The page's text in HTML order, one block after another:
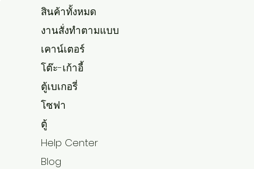
สินค้าทั้งหมด
งานสั่งทำตามแบบ
เคาน์เตอร์
โต๊ะ-เก้าอี้
ตู้เบเกอรี่
โซฟา
ตู้
Help Center
Blog